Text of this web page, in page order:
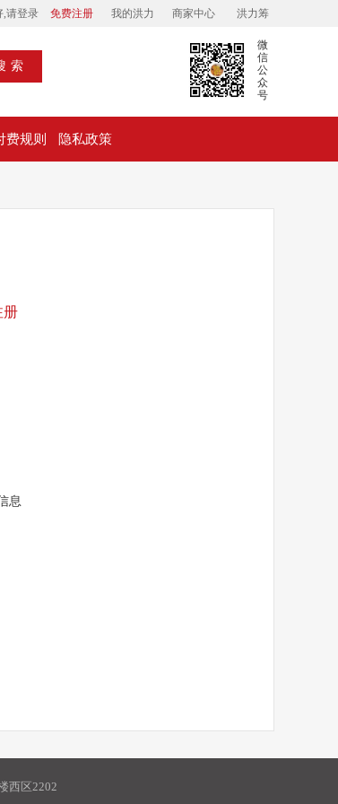
,请登录 免费注册 我的洪力 商家中心 洪力筹
索
微
信
公
众
号
费规则 隐私政策
册
息
西区2202